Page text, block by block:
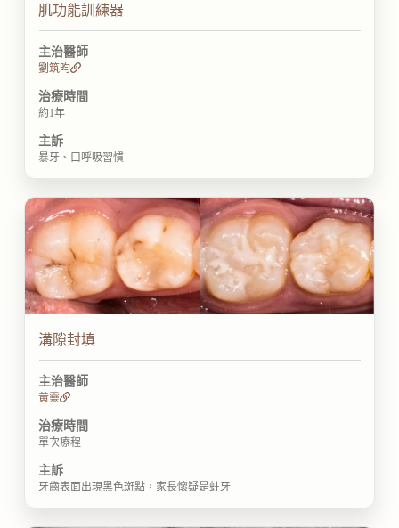
肌功能訓練器
主治醫師
劉筑昀
治療時間
約1年
主訴
暴牙、口呼吸習慣
溝隙封填
主治醫師
黃靈
治療時間
單次療程
主訴
牙齒表面出現黑色斑點，家長懷疑是蛀牙